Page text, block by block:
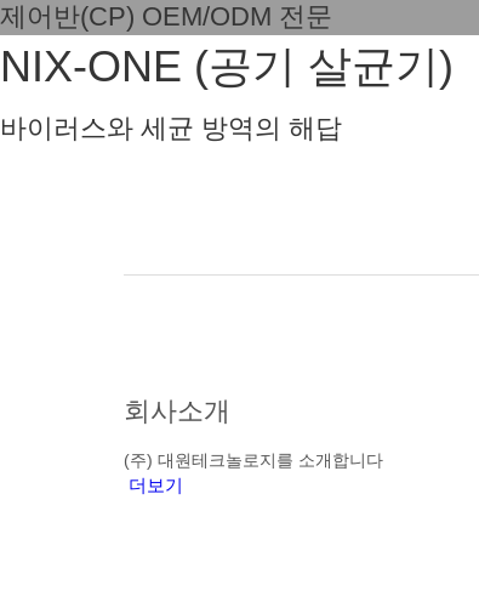
제어반(CP) OEM/ODM 전문
NIX-ONE (공기 살균기)
바이러스와 세균 방역의 해답
회사소개
(주) 대원테크놀로지를 소개합니다
더보기